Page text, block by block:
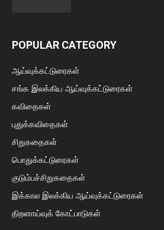
POPULAR CATEGORY
ஆய்வுக்கட்டுரைகள்
சங்க இலக்கிய ஆய்வுக்கட்டுரைகள்
கவிதைகள்
புதுக்கவிதைகள்
சிறுகதைகள்
பொதுக்கட்டுரைகள்
குடும்பச்சிறுகதைகள்
இக்கால இலக்கிய ஆய்வுக்கட்டுரைகள்
திறனாய்வுக் கோட்பாடுகள்